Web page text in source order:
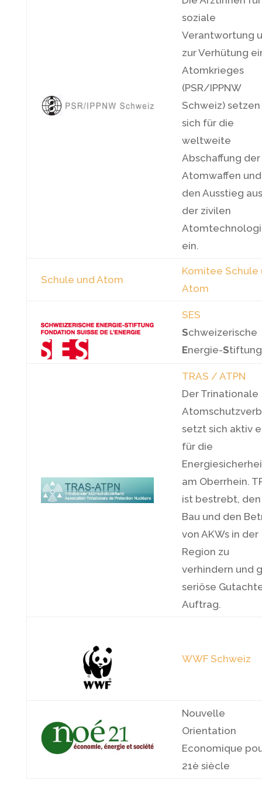
soziale
Verantwortung
zur Verhütung
Atomkrieges
(PSR/IPPNW
Schweiz) setzen
sich für die
weltweite
Abschaffung der
Atomwaffen und
den Ausstieg aus
der zivilen
ein.
Schule und Atom
Komitee Schule
Atom
SES
Schweizerische
Energie-Stiftung
TRAS / ATPN
Der Trinationale
setzt sich aktiv
für die
am Oberrhein.
ist bestrebt, den
Bau und den
von AKWs in der
Region zu
verhindern und
seriöse
Auftrag.
WWF Schweiz
Nouvelle
Orientation
Economique
21è siècle